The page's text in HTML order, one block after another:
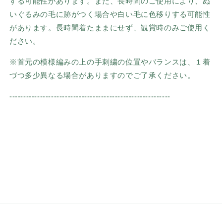
いぐるみの毛に跡がつく場合や白い毛に色移りする可能性
があります。長時間着たままにせず、観賞時のみご使用く
ださい。
※首元の模様編みの上の手刺繍の位置やバランスは、１着
づつ多少異なる場合がありますのでご了承ください。
----------------------------------------------------------